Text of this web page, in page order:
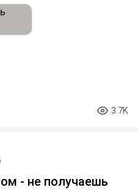
3.7K
- не получаешь